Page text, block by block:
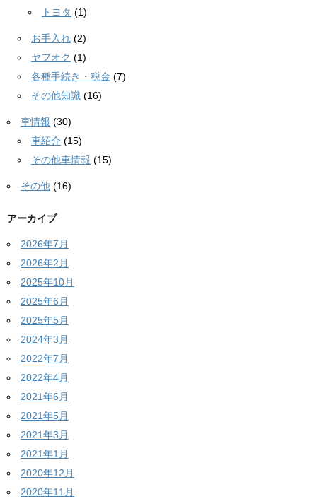
トヨタ (1)
お手入れ (2)
ヤフオク (1)
各種手続き・税金 (7)
その他知識 (16)
車情報 (30)
車紹介 (15)
その他車情報 (15)
その他 (16)
アーカイブ
2026年7月
2026年2月
2025年10月
2025年6月
2025年5月
2024年3月
2022年7月
2022年4月
2021年6月
2021年5月
2021年3月
2021年1月
2020年12月
2020年11月